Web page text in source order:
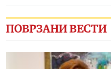
ПОВРЗАНИ ВЕСТИ